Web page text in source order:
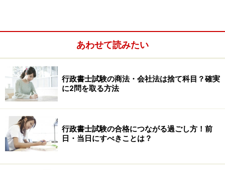
あわせて読みたい
行政書士試験の商法・会社法は捨て科目？確実
に2問を取る方法
行政書士試験の合格につながる過ごし方！前
日・当日にすべきことは？